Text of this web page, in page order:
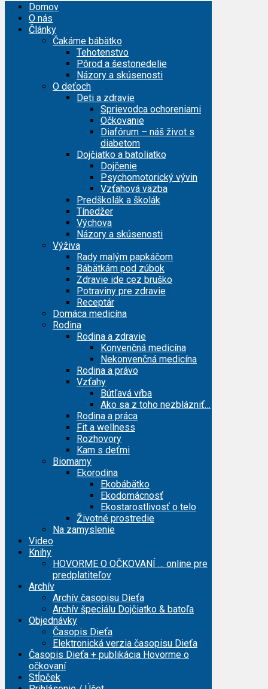
Domov
O nás
Články
Čakáme bábätko
Tehotenstvo
Pôrod a šestonedelie
Názory a skúsenosti
O deťoch
Deti a zdravie
Sprievodca ochoreniami
Očkovanie
Diafórum – náš život s
diabetom
Dojčiatko a batoliatko
Dojčenie
Psychomotorický vývin
Vzťahová väzba
Predškolák a školák
Tínedžer
Výchova
Názory a skúsenosti
Výživa
Rady malým papkáčom
Bábätkám pod zúbok
Zdravie ide cez bruško
Potraviny pre zdravie
Receptár
Domáca medicína
Rodina
Rodina a zdravie
Konvenčná medicína
Nekonvenčná medicína
Rodina a právo
Vzťahy
Bútľavá vŕba
Ako sa z toho nezblázniť…
Rodina a práca
Fit a wellness
Rozhovory
Kam s deťmi
Biomamy
Ekorodina
Ekobábätko
Ekodomácnosť
Ekostarostlivosť o telo
Životné prostredie
Na zamyslenie
Video
Knihy
HOVORME O OČKOVANÍ … online pre
predplatiteľov
Archív
Archív časopisu Dieťa
Archív špeciálu Dojčiatko & batoľa
Objednávky
Časopis Dieťa
Elektronická verzia časopisu Dieťa
Časopis Dieťa + publikácia Hovorme o
očkovaní
Stĺpček